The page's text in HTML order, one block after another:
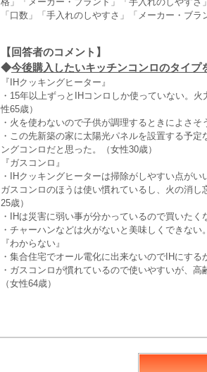
「口数」「手入れのしやすさ」「メーカー・ブ
【回答者のコメント】
◆今後購入したいキッチンコンロのタイプ
『IHクッキングヒーター』
・15年以上ずっとIHコンロしか使っていない。
性65歳）
・火を使わないので子供が調理するときによさそ
・この先新築の家に太陽光パネルを設置する予
ングコンロだと思った。（女性30歳）
『ガスコンロ』
・IHクッキングヒーターは掃除がしやすい点が
ガスコンロのほうは使い慣れているし、火の消
25歳）
・IHは災害に弱い事が分かっているので買いたく
・チャーハンなどは火がないと美味しくできな
『わからない』
・集合住宅でオール電化に出来ないのでIHにす
・ガスコンロが慣れているので使いやすいが、
（女性64歳）